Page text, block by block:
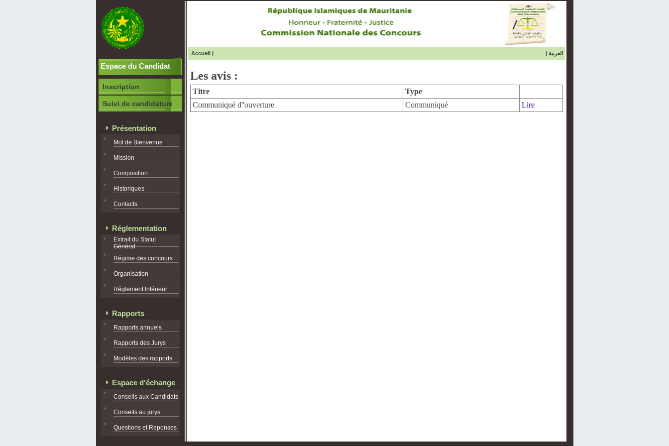
Espace du Candidat
Inscription
Suivi de candidature
Présentation
Mot de Bienvenue
Mission
Composition
Historiques
Contacts
Réglementation
Extrait du Statut
Général
Régime des concours
Organisation
Réglement Intérieur
Rapports
Rapports annuels
Rapports des Jurys
Modèles des rapports
Espace d'échange
Conseils aux Candidats
Conseils au jurys
Questions et Reponses
Accueil| | العربية
Les avis :
Titre
Type
Communiqué d''ouverture
Communiqué Lire